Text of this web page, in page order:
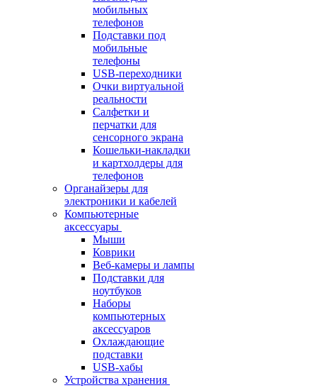
мобильных
телефонов
Подставки под
мобильные
телефоны
USB-переходники
Очки виртуальной
реальности
Салфетки и
перчатки для
сенсорного экрана
Кошельки-накладки
и картхолдеры для
телефонов
Органайзеры для
электроники и кабелей
Компьютерные
аксессуары
Мыши
Коврики
Веб-камеры и лампы
Подставки для
ноутбуков
Наборы
компьютерных
аксессуаров
Охлаждающие
подставки
USB-хабы
Устройства хранения